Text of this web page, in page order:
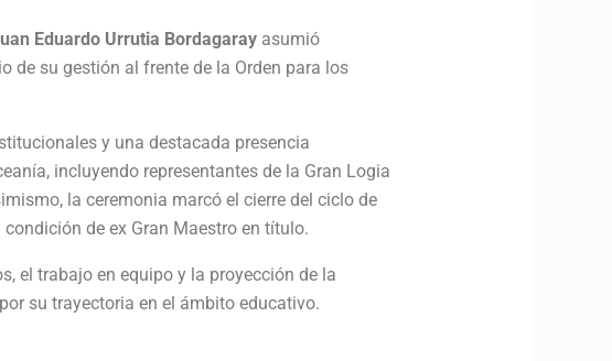
Eduardo Urrutia Bordagarayasumió
de su gestión al frente de la Orden para los
y una destacada presencia
incluyendo representantes de la Gran Logia
la ceremonia marcó el cierre del ciclo de
de ex Gran Maestro en título.
el trabajo en equipo y la proyección de la
su trayectoria en el ámbito educativo.